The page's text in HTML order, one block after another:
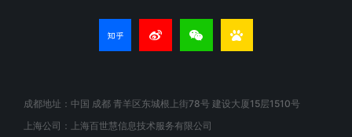
成都地址：中国 成都 青羊区东城根上街78号 建设大厦15层1510号
上海公司：上海百世慧信息技术服务有限公司